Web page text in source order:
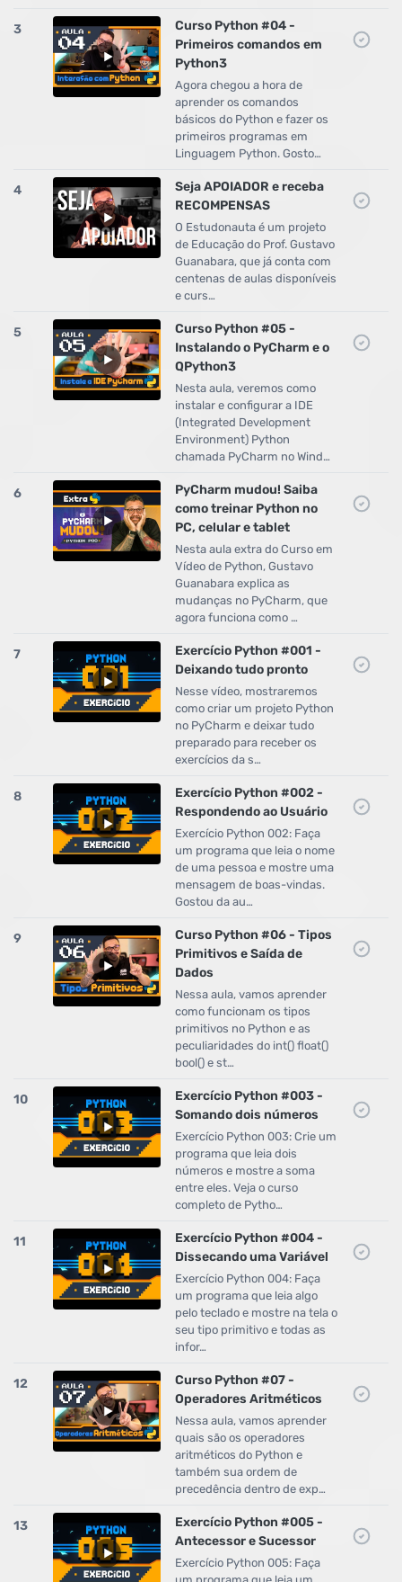
3
Curso Python #04 -
Primeiros comandos em
Python3
Agora chegou a hora de
aprender os comandos
básicos do Python e fazer os
primeiros programas em
Linguagem Python. Gosto…
4
Seja APOIADOR e receba
RECOMPENSAS
O Estudonauta é um projeto
de Educação do Prof. Gustavo
Guanabara, que já conta com
centenas de aulas disponíveis
e curs…
5
Curso Python #05 -
Instalando o PyCharm e o
QPython3
Nesta aula, veremos como
instalar e configurar a IDE
(Integrated Development
Environment) Python
chamada PyCharm no Wind…
6
PyCharm mudou! Saiba
como treinar Python no
PC, celular e tablet
Nesta aula extra do Curso em
Vídeo de Python, Gustavo
Guanabara explica as
mudanças no PyCharm, que
agora funciona como …
7
Exercício Python #001 -
Deixando tudo pronto
Nesse vídeo, mostraremos
como criar um projeto Python
no PyCharm e deixar tudo
preparado para receber os
exercícios da s…
8
Exercício Python #002 -
Respondendo ao Usuário
Exercício Python 002: Faça
um programa que leia o nome
de uma pessoa e mostre uma
mensagem de boas-vindas.
Gostou da au…
9
Curso Python #06 - Tipos
Primitivos e Saída de
Dados
Nessa aula, vamos aprender
como funcionam os tipos
primitivos no Python e as
peculiaridades do int() float()
bool() e st…
10
Exercício Python #003 -
Somando dois números
Exercício Python 003: Crie um
programa que leia dois
números e mostre a soma
entre eles. Veja o curso
completo de Pytho…
11
Exercício Python #004 -
Dissecando uma Variável
Exercício Python 004: Faça
um programa que leia algo
pelo teclado e mostre na tela o
seu tipo primitivo e todas as
infor…
12
Curso Python #07 -
Operadores Aritméticos
Nessa aula, vamos aprender
quais são os operadores
aritméticos do Python e
também sua ordem de
precedência dentro de exp…
13
Exercício Python #005 -
Antecessor e Sucessor
Exercício Python 005: Faça